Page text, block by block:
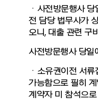
ㆍ사전방문행사
전 담당 법무사가
오니, 대출 관련 구
사전방문행사 당일
ㆍ소유권이전 서
가능함으로 필히
계약자 미 참석으